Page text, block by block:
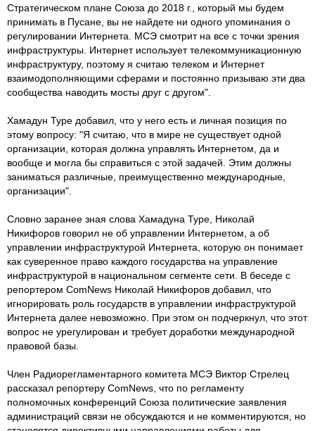
Стратегическом плане Союза до 2018 г., который мы будем
принимать в Пусане, вы не найдете ни одного упоминания о
регулировании Интернета. МСЭ смотрит на все с точки зрения
инфраструктуры. Интернет использует телекоммуникационную
инфраструктуру, поэтому я считаю телеком и Интернет
взаимодополняющими сферами и постоянно призываю эти два
сообщества наводить мосты друг с другом".
Хамадун Туре добавил, что у него есть и личная позиция по
этому вопросу: "Я считаю, что в мире не существует одной
организации, которая должна управлять Интернетом, да и
вообще и могла бы справиться с этой задачей. Этим должны
заниматься различные, преимущественно международные,
организации".
Словно заранее зная слова Хамадуна Туре, Николай
Никифоров говорил не об управлении Интернетом, а об
управлении инфраструктурой Интернета, которую он понимает
как суверенное право каждого государства на управление
инфраструктурой в национальном сегменте сети. В беседе с
репортером ComNews Николай Никифоров добавил, что
игнорировать роль государств в управлении инфраструктурой
Интернета далее невозможно. При этом он подчеркнул, что этот
вопрос не урегулирован и требует доработки международной
правовой базы.
Член Радиорегламентарного комитета МСЭ Виктор Стрелец
рассказал репортеру ComNews, что по регламенту
полномочных конференций Союза политические заявления
администраций связи не обсуждаются и не комментируются, но